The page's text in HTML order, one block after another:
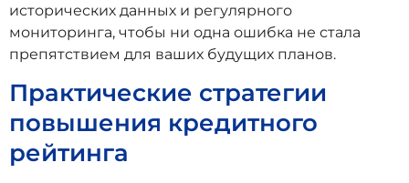
исторических данных и регулярного
мониторинга, чтобы ни одна ошибка не стала
препятствием для ваших будущих планов.
Практические стратегии
повышения кредитного
рейтинга